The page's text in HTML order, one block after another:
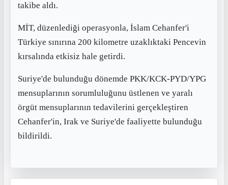
takibe aldı.
MİT, düzenlediği operasyonla, İslam Cehanfer'i
Türkiye sınırına 200 kilometre uzaklıktaki Pencevin
kırsalında etkisiz hale getirdi.
Suriye'de bulunduğu dönemde PKK/KCK-PYD/YPG
mensuplarının sorumluluğunu üstlenen ve yaralı
örgüt mensuplarının tedavilerini gerçekleştiren
Cehanfer'in, Irak ve Suriye'de faaliyette bulunduğu
bildirildi.